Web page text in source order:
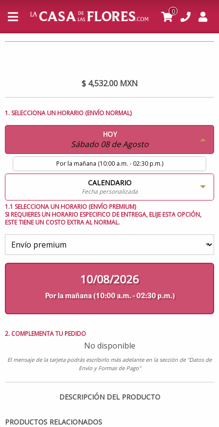
0
$ 4,532.00 MXN
1. SELECCIONA UN HORARIO (ENVÍO NORMAL)
HOY
Sábado 08 de Agosto
Por la mañana (10:00 a.m. - 02:30 p.m.)
CALENDARIO
Fecha personalizada
1.1 SELECCIONA UN HORARIO (ENVÍO PREMIUM)
SI REQUIERES UN HORARIO ESPECIFICO DE ENTREGA, ELIJE ESTA OPCIÓN,
ESTE TIENE UN COSTO EXTRA AL NORMAL.
10/08/2026
Por la mañana (10:00 a.m. - 02:30 p.m.)
2. COMPLEMENTA TU PEDIDO
No disponible
El mensaje de la tarjeta podrás escribirlo más adelante en la sección de "Datos de
Envío y Formas de Pago"
DESCRIPCIÓN DEL PRODUCTO
PRODUCTOS RELACIONADOS